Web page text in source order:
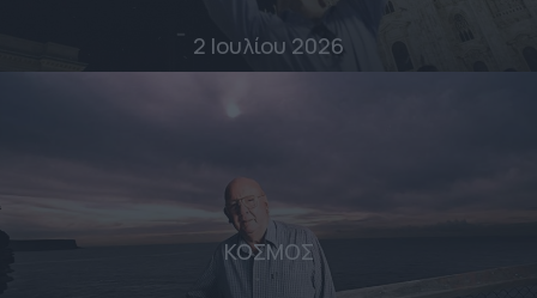
2 Ιουλίου 2026
ΚΟΣΜΟΣ